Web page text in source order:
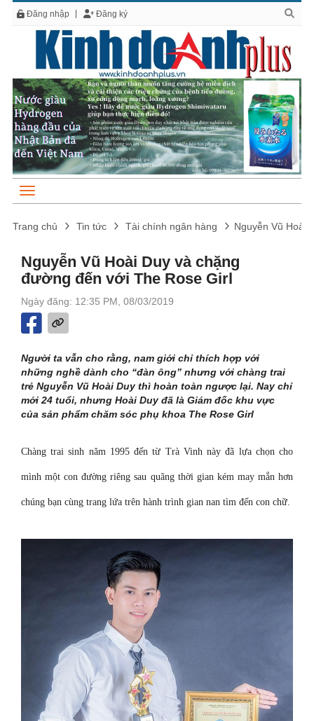
Đăng nhập Đăng ký
Trang chủ Tin tức Tài chính ngân hàng Nguyễn Vũ Hoài
Nguyễn Vũ Hoài Duy và chặng
đường đến với The Rose Girl
Ngày đăng: 12:35 PM, 08/03/2019
Người ta vẫn cho rằng, nam giới chỉ thích hợp với
những nghề dành cho “đàn ông” nhưng với chàng trai
trẻ Nguyễn Vũ Hoài Duy thì hoàn toàn ngược lại. Nay chỉ
mới 24 tuổi, nhưng Hoài Duy đã là Giám đốc khu vực
của sản phẩm chăm sóc phụ khoa The Rose Girl
Chàng trai sinh năm 1995 đến từ Trà Vinh này đã lựa chọn cho
mình một con đường riêng sau quãng thời gian kém may mắn hơn
chúng bạn cùng trang lứa trên hành trình gian nan tìm đến con chữ.